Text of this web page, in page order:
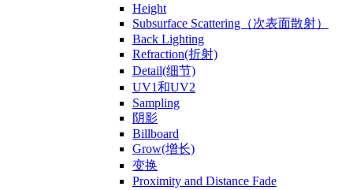
Height
Subsurface Scattering（次表面散射）
Back Lighting
Refraction(折射)
Detail(细节)
UV1和UV2
Sampling
阴影
Billboard
Grow(增长)
变换
Proximity and Distance Fade